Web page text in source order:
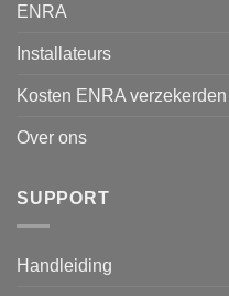
ENRA
Installateurs
Kosten ENRA verzekerden
Over ons
SUPPORT
Handleiding